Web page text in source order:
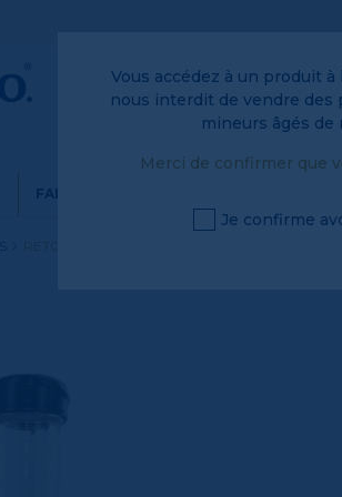
FANS DE HÉNAFF
RETOUR DE MARIE GALANTE - 50CL
Vous accédez à un produit
nous interdit de vendre des
mineurs âgés de
Merci de confirmer que
Je confirme